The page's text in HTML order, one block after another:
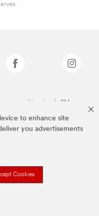
to enhance site
you advertisements
Cookies
marques déposées de 3M.